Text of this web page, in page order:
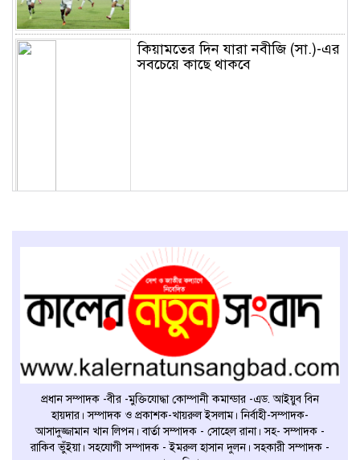
কিয়ামতের দিন যারা নবীজি (সা.)-এর
সবচেয়ে কাছে থাকবে
প্রধান সম্পাদক -বীর -মুক্তিযোদ্ধা কোম্পানী কমান্ডার -এড. আইয়ুব বিন
হায়দার। সম্পাদক ও প্রকাশক-খায়রুল ইসলাম। নির্বাহী-সম্পাদক-
আসাদুজ্জামান খান লিপন। বার্তা সম্পাদক - সোহেল রানা। সহ- সম্পাদক -
রাকিব ভুঁইয়া। সহযোগী সম্পাদক - ইমরুল হাসান দুলন। সহকারী সম্পাদক -